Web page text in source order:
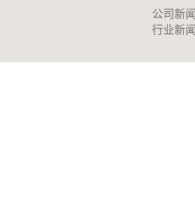
公司新闻
行业新闻